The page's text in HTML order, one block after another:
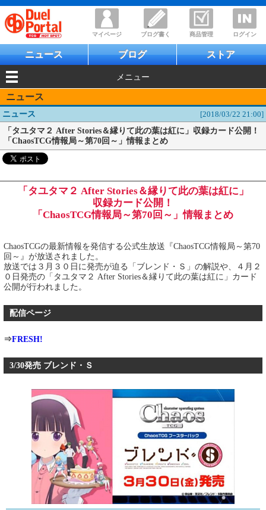
マイページ ブログ書く 商品管理 ログイン
ニュース ブログ ストア
メニュー
ニュース
ニュース
[2018/03/22 21:00]
「タユタマ２ After Stories＆縁りて此の葉は紅に」収録カード公開！
「ChaosTCG情報局～第70回～」情報まとめ
「タユタマ２ After Stories＆縁りて此の葉は紅に」
収録カード公開！
「ChaosTCG情報局～第70回～」情報まとめ
ChaosTCGの最新情報を発信する公式生放送『ChaosTCG情報局～第70
回～』が放送されました。
放送では３月３０日に発売が迫る「ブレンド・Ｓ」の解説や、４月２
０日発売の「タユタマ２ After Stories＆縁りて此の葉は紅に」カード
公開が行われました。
配信ページ
⇒FRESH!
3/30発売 ブレンド・Ｓ